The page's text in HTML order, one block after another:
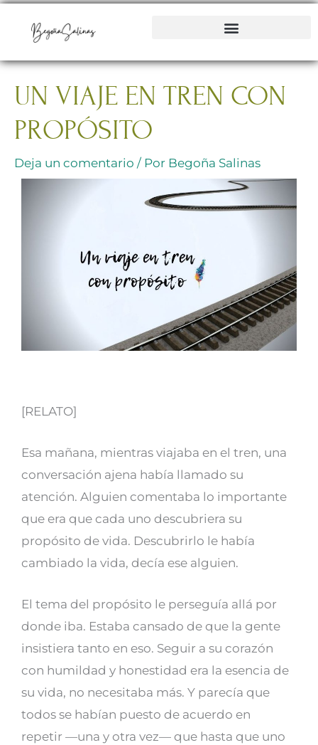
UN VIAJE EN TREN CON
PROPÓSITO
Deja un comentario / Por Begoña Salinas
[RELATO]
Esa mañana, mientras viajaba en el tren, una
conversación ajena había llamado su
atención. Alguien comentaba lo importante
que era que cada uno descubriera su
propósito de vida. Descubrirlo le había
cambiado la vida, decía ese alguien.
El tema del propósito le perseguía allá por
donde iba. Estaba cansado de que la gente
insistiera tanto en eso. Seguir a su corazón
con humildad y honestidad era la esencia de
su vida, no necesitaba más. Y parecía que
todos se habían puesto de acuerdo en
repetir —una y otra vez— que hasta que uno